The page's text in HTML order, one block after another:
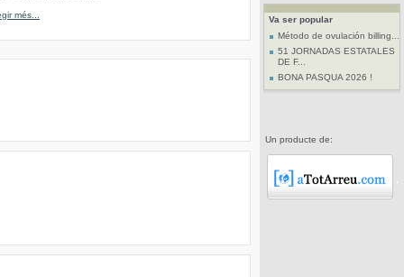
més...
Va ser popular
Método de ovulación billing...
51 JORNADAS ESTATALES
DE F...
BONA PASQUA 2026 !
Un producte de: